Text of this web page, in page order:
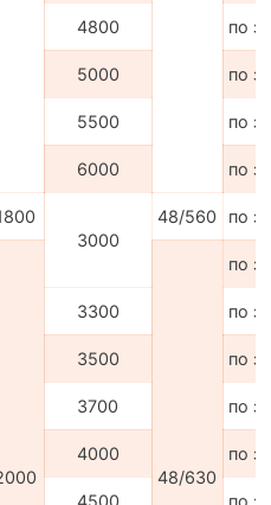
4800 по
5000 по
5500 по
6000 по
3000
48/560 по
48/630
по
3300 по
3500 по
3700 по
4000 по
4500 по